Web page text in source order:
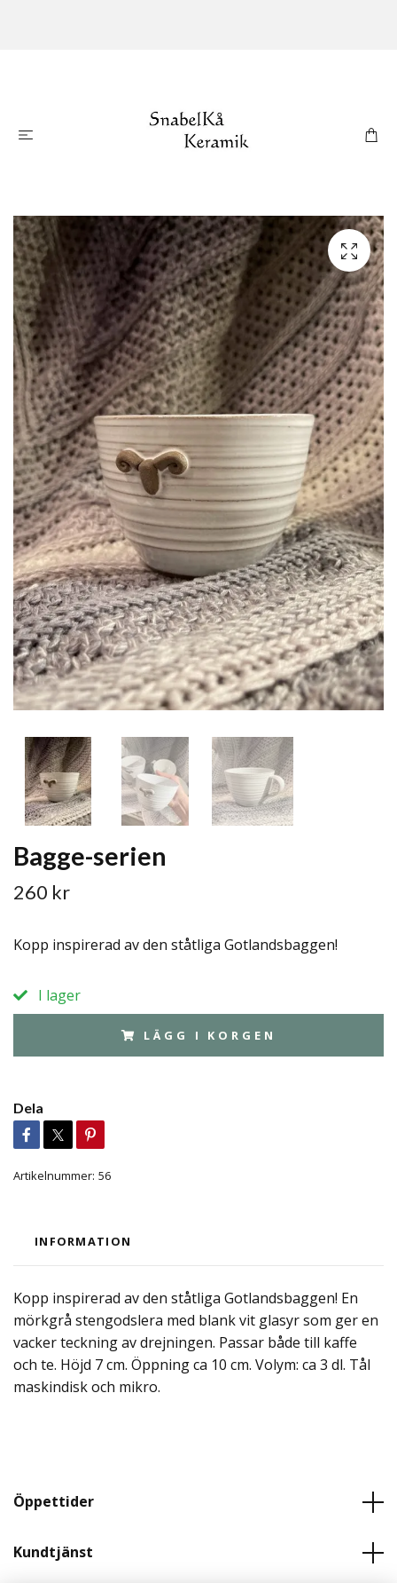
Bagge-serien
260 kr
Kopp inspirerad av den ståtliga Gotlandsbaggen!
I lager
LÄGG I KORGEN
Dela
Artikelnummer: 56
INFORMATION
Kopp inspirerad av den ståtliga Gotlandsbaggen! En
mörkgrå stengodslera med blank vit glasyr som ger en
vacker teckning av drejningen. Passar både till kaffe
och te. Höjd 7 cm. Öppning ca 10 cm. Volym: ca 3 dl. Tål
maskindisk och mikro.
Öppettider
Kundtjänst